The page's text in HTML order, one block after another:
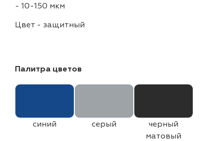
- 10-150 мкм
Цвет - защитный
Палитра цветов
синий серый
черный
матовый